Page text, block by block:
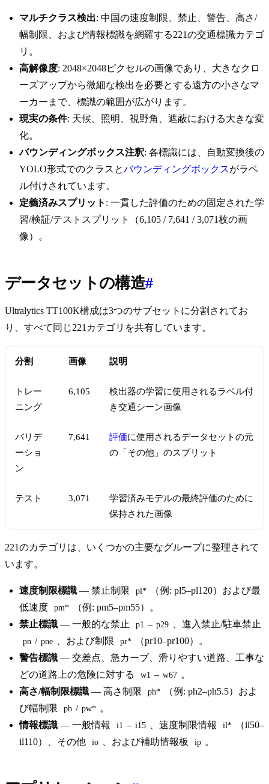
マルチクラス検出: 中国の速度制限、禁止、警告、高さ/
幅制限、および情報標識を網羅する221の交通標識カテゴ
リ。
高解像度: 2048×2048ピクセルの画像であり、大きなクロ
ーズアップから微細な検出を必要とする遠方の小さなマ
ーカーまで、標識の範囲が広がります。
現実の条件: 天候、照明、視野角、遮蔽における大きな変
化。
バウンディングボックス注釈: 各標識には、自動変換後の
YOLO形式でのクラスとバウンディングボックスがラベ
ル付けされています。
定義済みスプリット : 一貫した評価のための固定された学
習/検証/テストスプリット（6,105 / 7,641 / 3,071枚の画
像）。
データセットの構造#
Ultralytics TT100K構成は3つのサブセットに分割されてお
り、すべて同じ221カテゴリを共有しています。
分割 画像 説明
トレー
ニング
6,105
検出器の学習に使用されるラベル付
き交通シーン画像
バリデ
ーショ
ン
7,641 評価に使用されるデータセットの元
の「その他」のスプリット
テスト 3,071
学習済みモデルの最終評価のために
保持された画像
221のカテゴリは、いくつかの主要なグループに整理されて
います。
速度制限標識 — 禁止制限 pl*
（例: pl5–pl120）および最
低速度
pm*
（例: pm5–pm55）。
禁止標識 — 一般的な禁止 p1 – p29 、進入禁止/駐車禁止
pn / pne 、および制限 pr*
（pr10–pr100）。
警告標識 — 交差点、急カーブ、滑りやすい道路、工事な
どの道路上の危険に対する
w1 – w67 。
高さ/幅制限標識 — 高さ制限 ph*
（例: ph2–ph5.5）およ
び幅制限
pb / pw* 。
情報標識 — 一般情報 i1 – i15 、速度制限情報 il*
（il50–
il110）、その他
io 、および補助情報板 ip 。